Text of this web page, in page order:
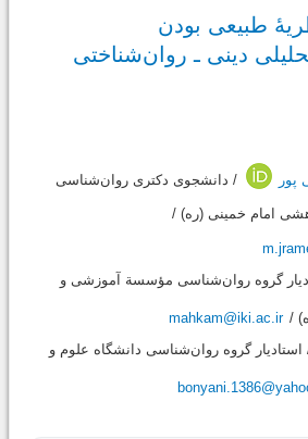
طبیعی بودن
دینی ـ روان‌شناختی
پور / دانشجوی دکتری روان‌شناسی
امام خمینی (ره) /
گروه روان‌شناسی مؤسسة آموزشی و
/
mahkam@iki.ac.ir
استادیار گروه روان‌شناسی دانشگاه علوم و